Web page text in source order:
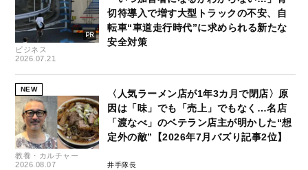
ビジネス
2026.07.21
切符導入で増す大型トラックの不安、自
転車“車道走行時代”に求められる新たな
安全対策
NEW
教養・カルチャー
2026.08.07
〈人気ラーメン店が1年3カ月で閉店〉原
因は「味」でも「売上」でもなく…名店
「渡なべ」のベテラン店主が明かした“想
定外の敵”【2026年7月バズり記事2位】
井手隊長